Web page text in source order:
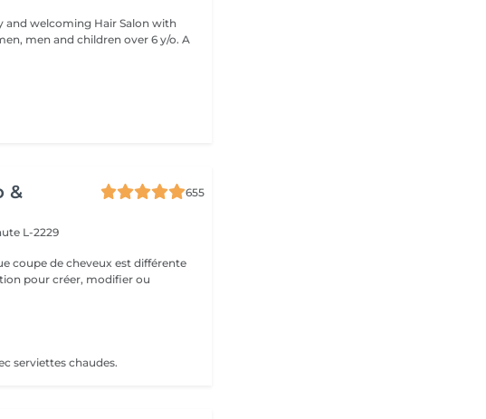
and welcoming Hair Salon with
men and children over 6 y/o. A
&
655
L-2229
coupe de cheveux est différente
pour créer, modifier ou
serviettes chaudes.